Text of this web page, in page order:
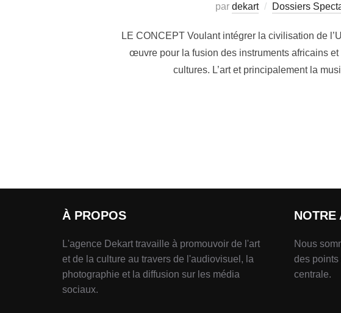
par dekart Dossiers
LE CONCEPT Voulant intégrer la civilisation de
œuvre pour la fusion des instruments africains
cultures. L’art et principalement la
À PROPOS
L'agence Dekart travaille à promouvoir de l'art
et de la culture au travers de l'audiovisuel, la
photographie et la diffusion sur les média
sociaux.
NOTRE
Nous
des points
centrale.